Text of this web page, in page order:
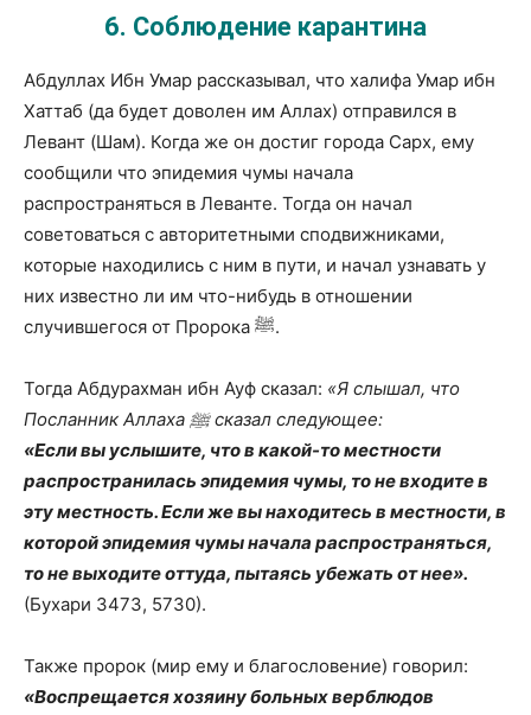
6. Соблюдение карантина
Абдуллах Ибн Умар рассказывал, что халифа Умар ибн
Хаттаб (да будет доволен им Аллах) отправился в
Левант (Шам). Когда же он достиг города Сарх, ему
сообщили что эпидемия чумы начала
распространяться в Леванте. Тогда он начал
советоваться с авторитетными сподвижниками,
которые находились с ним в пути, и начал узнавать у
них известно ли им что-нибудь в отношении
случившегося от Пророка ﷺ.
Тогда Абдурахман ибн Ауф сказал: «Я слышал, что
Посланник Аллаха ﷺ сказал следующее:
«Если вы услышите, что в какой-то местности
распространилась эпидемия чумы, то не входите в
эту местность. Если же вы находитесь в местности, в
которой эпидемия чумы начала распространяться,
то не выходите оттуда, пытаясь убежать от нее».
(Бухари 3473, 5730).
Также пророк (мир ему и благословение) говорил:
«Воспрещается хозяину больных верблюдов